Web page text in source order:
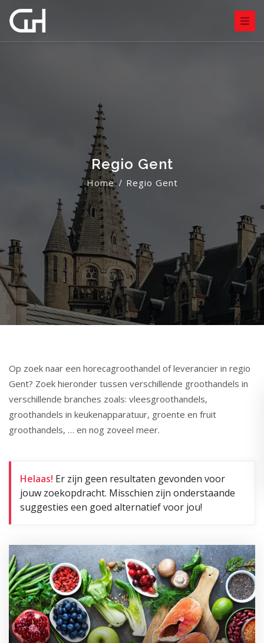
Regio Gent
Home Regio Gent
Op zoek naar een horecagroothandel of leverancier in regio
Gent? Zoek hieronder tussen verschillende groothandels in
verschillende branches zoals: vleesgroothandels,
groothandels in keukenapparatuur, groente en fruit
groothandels, … en nog zoveel meer.
Helaas! Er zijn geen resultaten gevonden voor
jouw zoekopdracht. Misschien zijn onderstaande
suggesties een goed alternatief voor jou!